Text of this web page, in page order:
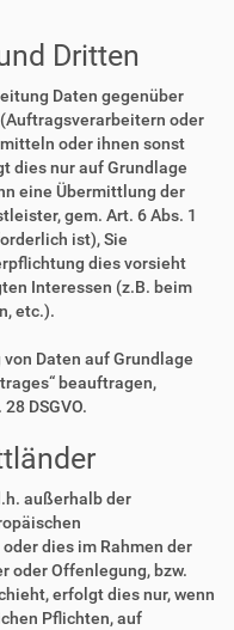
Dritten
Daten gegenüber
oder
oder ihnen sonst
dies nur auf Grundlage
eine Übermittlung der
gem. Art. 6 Abs. 1
ist), Sie
dies vorsieht
Interessen (z.B. beim
etc.).
Daten auf Grundlage
beauftragen,
DSGVO.
außerhalb der
dies im Rahmen der
oder Offenlegung, bzw.
erfolgt dies nur, wenn
Pflichten, auf